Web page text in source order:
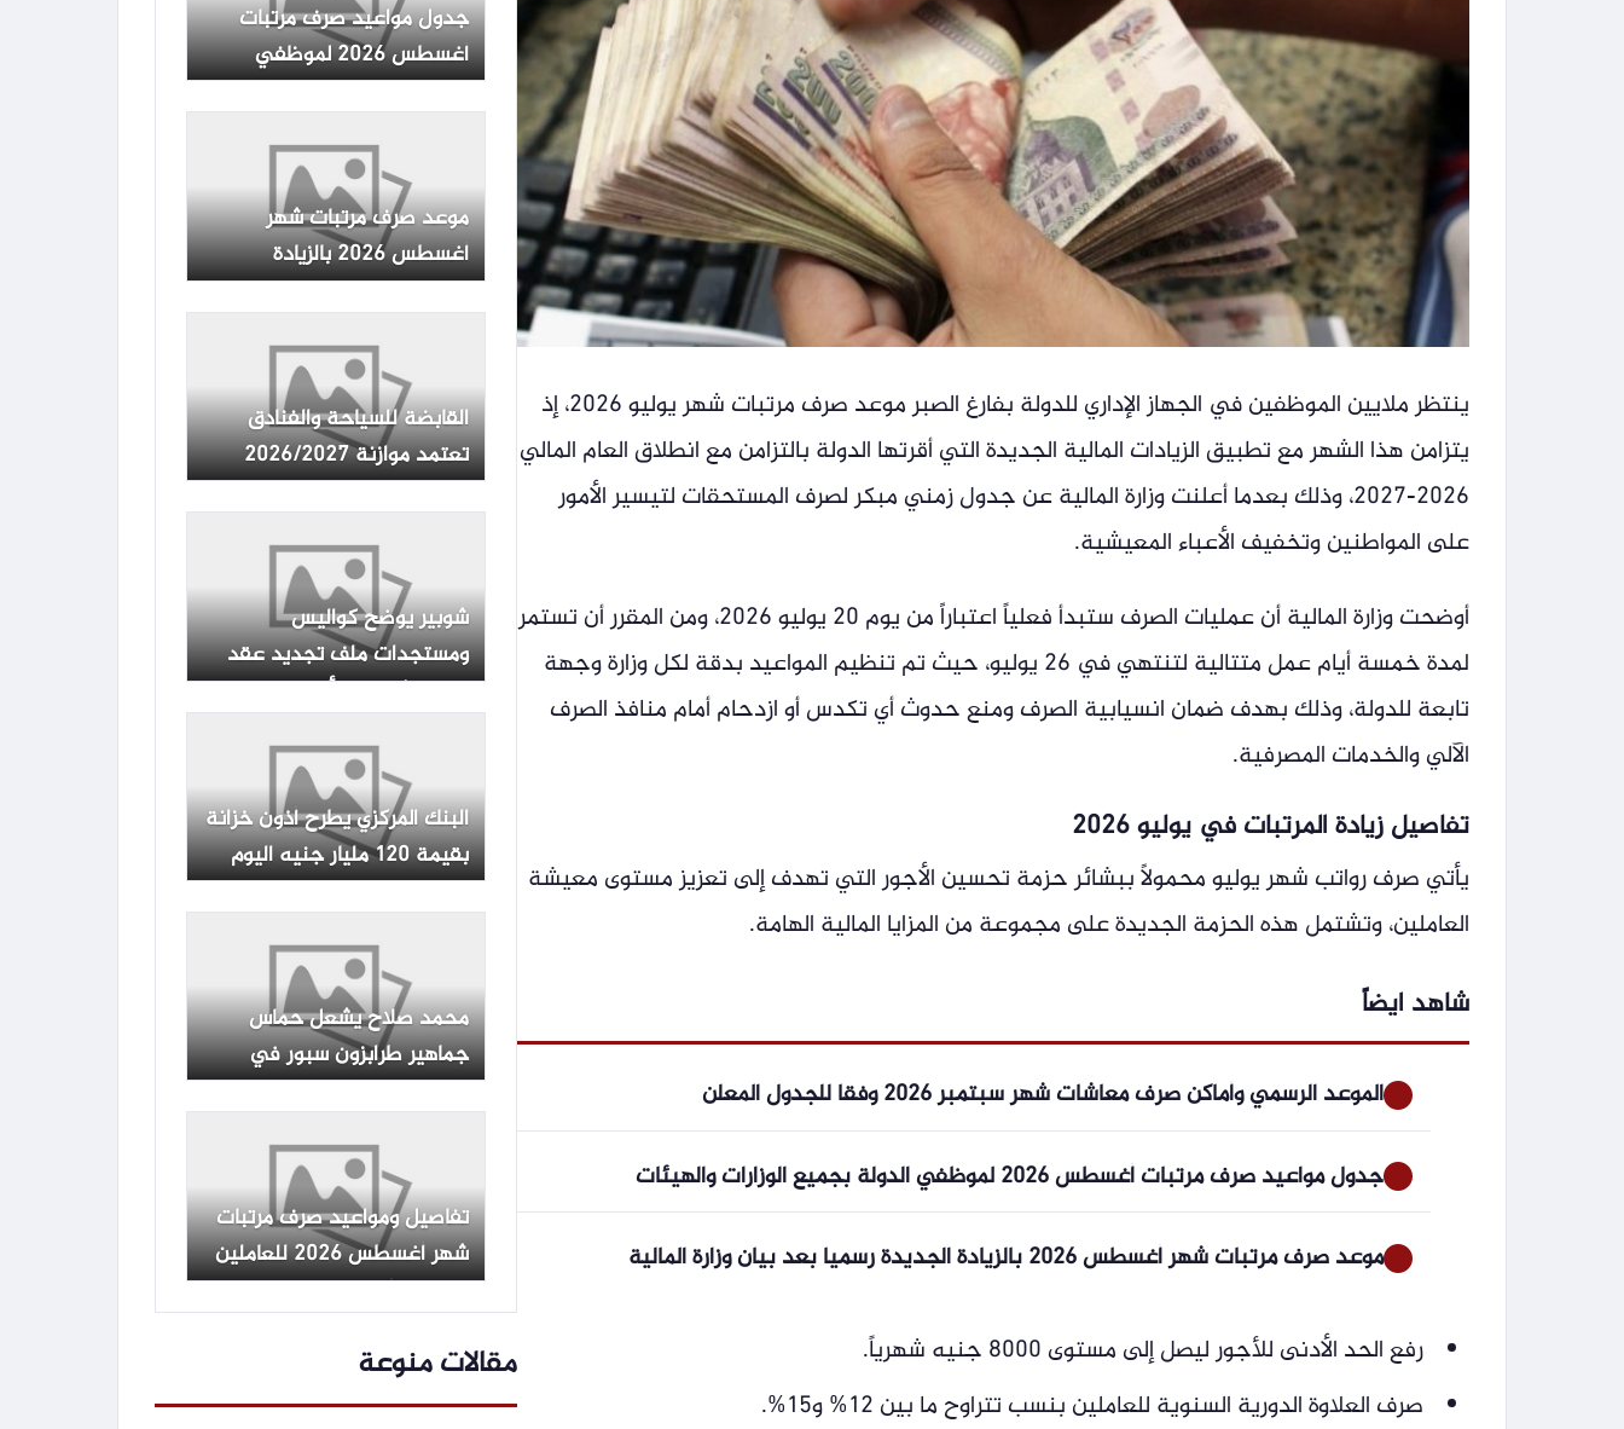
ينتظر ملايين الموظفين في الجهاز الإداري للدولة بفارغ الصبر موعد صرف مرتبات شهر يوليو 2026، إذ
يتزامن هذا الشهر مع تطبيق الزيادات المالية الجديدة التي أقرتها الدولة بالتزامن مع انطلاق العام المالي
2026-2027، وذلك بعدما أعلنت وزارة المالية عن جدول زمني مبكر لصرف المستحقات لتيسير الأمور
على المواطنين وتخفيف الأعباء المعيشية.
أوضحت وزارة المالية أن عمليات الصرف ستبدأ فعلياً اعتباراً من يوم 20 يوليو 2026، ومن المقرر أن تستمر
لمدة خمسة أيام عمل متتالية لتنتهي في 26 يوليو، حيث تم تنظيم المواعيد بدقة لكل وزارة وجهة
تابعة للدولة، وذلك بهدف ضمان انسيابية الصرف ومنع حدوث أي تكدس أو ازدحام أمام منافذ الصرف
الآلي والخدمات المصرفية.
تفاصيل زيادة المرتبات في يوليو 2026
يأتي صرف رواتب شهر يوليو محمولاً ببشائر حزمة تحسين الأجور التي تهدف إلى تعزيز مستوى معيشة
العاملين، وتشتمل هذه الحزمة الجديدة على مجموعة من المزايا المالية الهامة.
شاهد ايضاً
الموعد الرسمي وأماكن صرف معاشات شهر سبتمبر 2026 وفقا للجدول المعلن
جدول مواعيد صرف مرتبات أغسطس 2026 لموظفي الدولة بجميع الوزارات والهيئات
موعد صرف مرتبات شهر أغسطس 2026 بالزيادة الجديدة رسميا بعد بيان وزارة المالية
رفع الحد الأدنى للأجور ليصل إلى مستوى 8000 جنيه شهرياً.
صرف العلاوة الدورية السنوية للعاملين بنسب تتراوح ما بين 12% و15%.
جدول مواعيد صرف مرتبات
أغسطس 2026 لموظفي
الدولة بجميع الوزارات والهيئات
موعد صرف مرتبات شهر
أغسطس 2026 بالزيادة
الجديدة رسميا بعد بيان وزارة
القابضة للسياحة والفنادق
تعتمد موازنة 2026/2027
بإجمالي إيرادات 9.4 مليار جنيه
شوبير يوضح كواليس
ومستجدات ملف تجديد عقد
إمام عاشور مع الأهلي
البنك المركزي يطرح أذون خزانة
بقيمة 120 مليار جنيه اليوم
محمد صلاح يشعل حماس
جماهير طرابزون سبور في
حفل تقديمه الرسمي
تفاصيل ومواعيد صرف مرتبات
شهر أغسطس 2026 للعاملين
بالدولة وأماكن الحصول عليها
مقالات منوعة